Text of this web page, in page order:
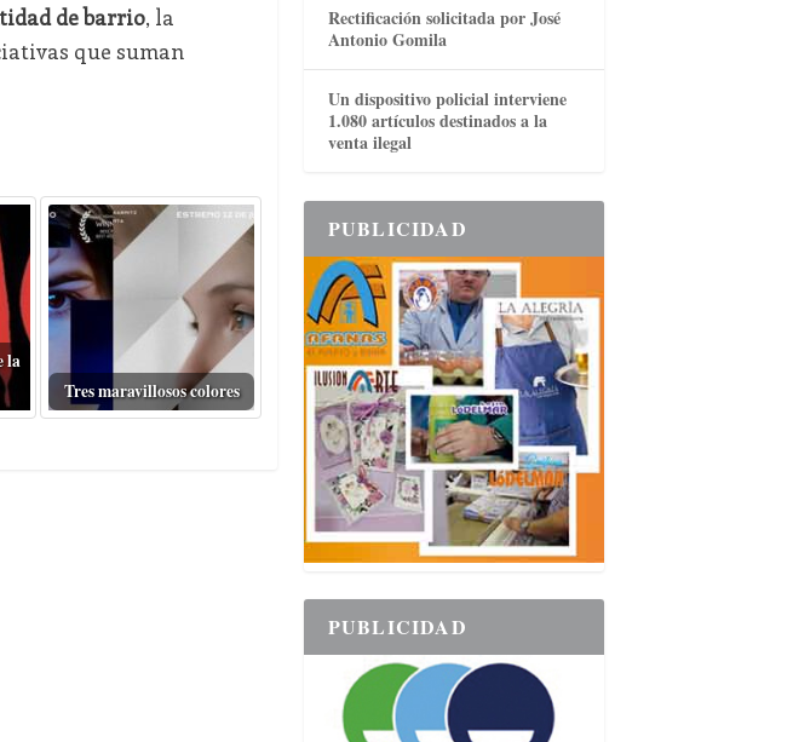
de barrio, la
que suman
la
Tres maravillosos colores
Rectificación solicitada por José
Antonio Gomila
Un dispositivo policial interviene
1.080 artículos destinados a la
venta ilegal
PUBLICIDAD
PUBLICIDAD